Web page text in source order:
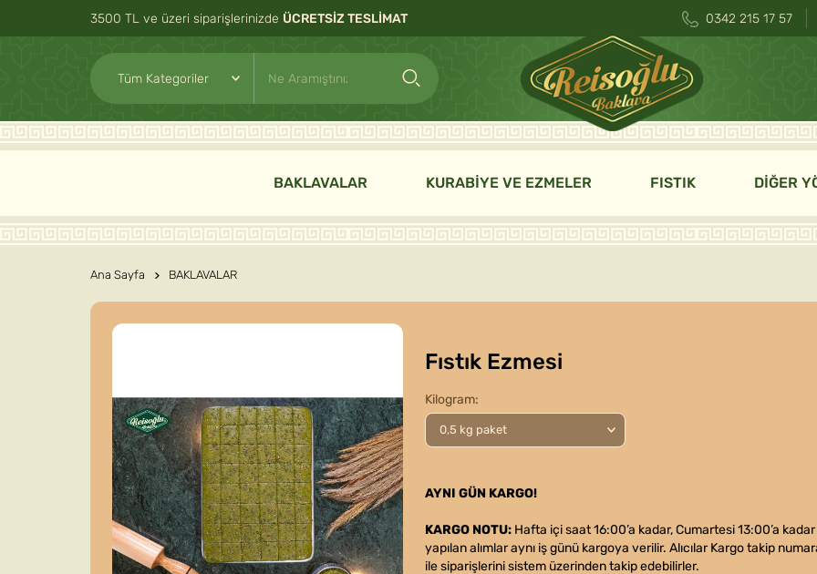
3500 TL ve üzeri siparişlerinizde ÜCRETSİZ TESLİMAT 0342 215 17 57
BAKLAVALAR KURABİYE VE EZMELER FISTIK DİĞER
Ana Sayfa BAKLAVALAR
Fıstık Ezmesi
Kilogram
AYNI GÜN KARGO!
KARGO NOTU:Hafta içi saat 16:00’a kadar, Cumartesi 13:00’a kadar
yapılan alımlar aynı iş günü kargoya verilir. Alıcılar Kargo takip
ile siparişlerini sistem üzerinden takip edebilirler.